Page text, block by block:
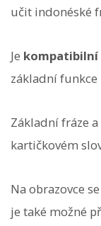
učit indonéské
Je kompatibilní
základní
Základní fráze
kartičkovém
Na obrazovce
je také možné